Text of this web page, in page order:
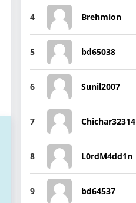
4 Brehmion
5 bd65038
6 Sunil2007
7 Chichar32314
8 L0rdM4dd1n
9 bd64537